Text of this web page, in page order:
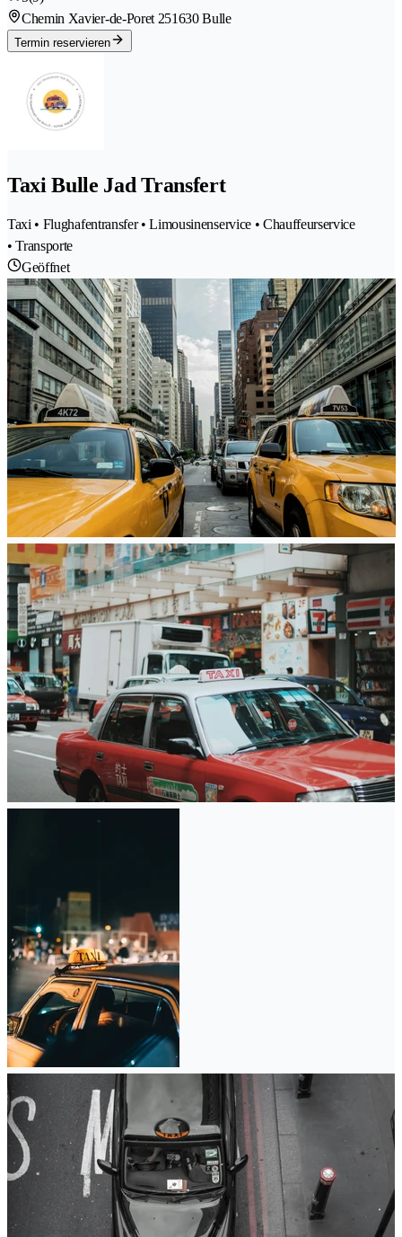
Chemin Xavier-de-Poret 251630 Bulle
Termin reservieren
Taxi Bulle Jad Transfert
Taxi • Flughafentransfer • Limousinenservice • Chauffeurservice
• Transporte
Geöffnet